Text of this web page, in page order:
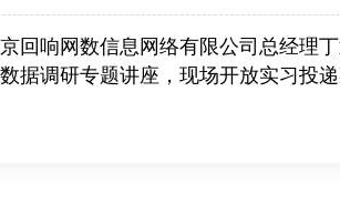
回响网数信息网络有限公司总经理
据调研专题讲座，现场开放实习投